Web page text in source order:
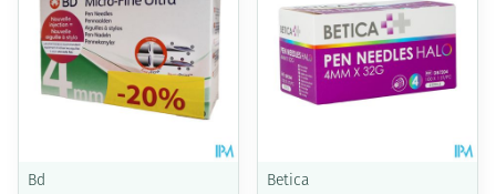
Bd Betica